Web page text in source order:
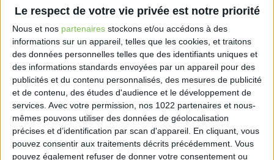
Le respect de votre vie privée est notre priorité
Nous et nos partenaires stockons et/ou accédons à des
informations sur un appareil, telles que les cookies, et traitons
des données personnelles telles que des identifiants uniques et
des informations standards envoyées par un appareil pour des
publicités et du contenu personnalisés, des mesures de publicité
et de contenu, des études d'audience et le développement de
services. Avec votre permission, nos 1022 partenaires et nous-
mêmes pouvons utiliser des données de géolocalisation
précises et d’identification par scan d'appareil. En cliquant, vous
pouvez consentir aux traitements décrits précédemment. Vous
pouvez également refuser de donner votre consentement ou
20 Juil 2026
Professions libérales – Retraite et
prévoyance : approbation des
règlements des caisses de la
CNAVPL
Six arrêtés du 10 juillet 2026, publiés au Journal officiel
du 17 juillet 2026, approuvent les règlements des
régimes de retraite complémentaire, d’...
Professions libérales : autres